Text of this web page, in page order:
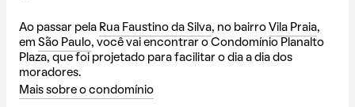
Ao passar pela Rua Faustino da Silva, no bairro Vila Praia,
em São Paulo, você vai encontrar o Condomínio Planalto
Plaza, que foi projetado para facilitar o dia a dia dos
moradores.
Mais sobre o condomínio